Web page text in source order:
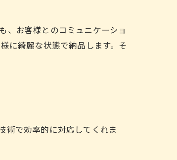
、お客様とのコミュニケーショ
に綺麗な状態で納品します。そ
術で効率的に対応してくれま